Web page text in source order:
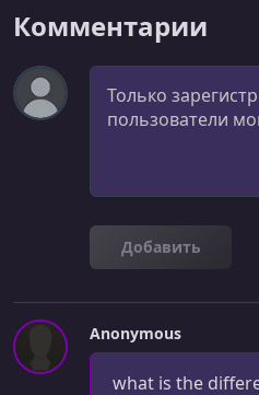
Комментарии
Комментарий
Добавить
Anonymous
what is the